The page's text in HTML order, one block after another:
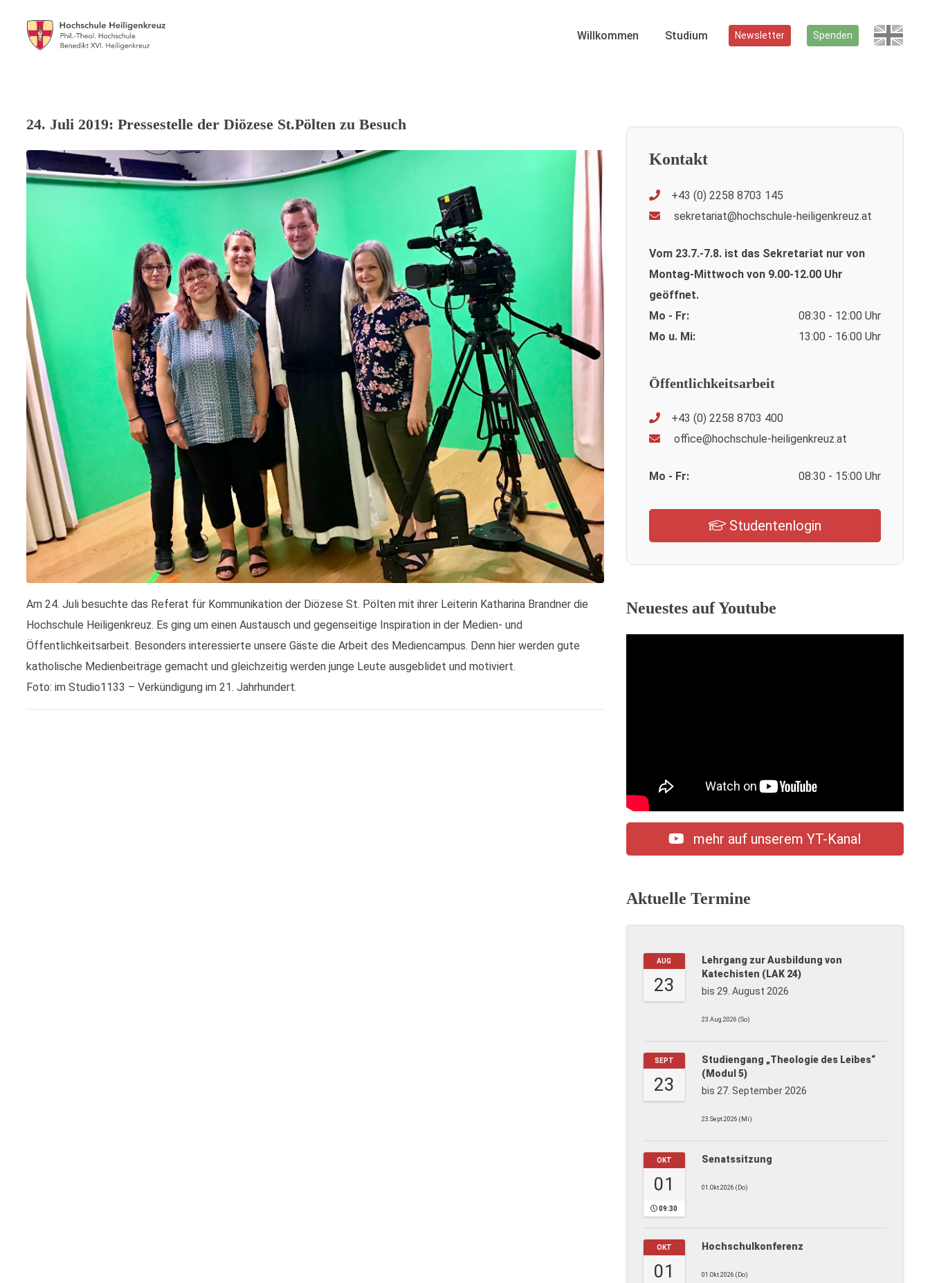
Willkommen Studium Newsletter Spenden
24. Juli 2019: Pressestelle der Diözese St.Pölten zu Besuch
Am 24. Juli besuchte das Referat für Kommunikation der Diözese St. Pölten mit ihrer Leiterin Katharina Brandner die
Hochschule Heiligenkreuz. Es ging um einen Austausch und gegenseitige Inspiration in der Medien- und
Öffentlichkeitsarbeit. Besonders interessierte unsere Gäste die Arbeit des Mediencampus. Denn hier werden gute
katholische Medienbeiträge gemacht und gleichzeitig werden junge Leute ausgeblidet und motiviert.
Foto: im Studio1133 – Verkündigung im 21. Jahrhundert.
Kontakt
+43 (0) 2258 8703 145
sekretariat@hochschule-heiligenkreuz.at
Vom 23.7.-7.8. ist das Sekretariat nur von
Montag-Mittwoch von 9.00-12.00 Uhr
geöffnet.
Mo - Fr:
08:30 - 12:00 Uhr
Mo u. Mi:
13:00 - 16:00 Uhr
Öffentlichkeitsarbeit
+43 (0) 2258 8703 400
office@hochschule-heiligenkreuz.at
Mo - Fr: 08:30 - 15:00 Uhr
Studentenlogin
Neuestes auf Youtube
mehr auf unserem YT-Kanal
Aktuelle Termine
AUG
23
Lehrgang zur Ausbildung von
Katechisten (LAK 24)
bis 29. August 2026
23.Aug.2026 (So)
SEPT
23
Studiengang „Theologie des Leibes“
(Modul 5)
bis 27. September 2026
23.Sept.2026 (Mi)
OKT
01
09:30
Senatssitzung
01.Okt.2026 (Do)
OKT
01
Hochschulkonferenz
01.Okt.2026 (Do)